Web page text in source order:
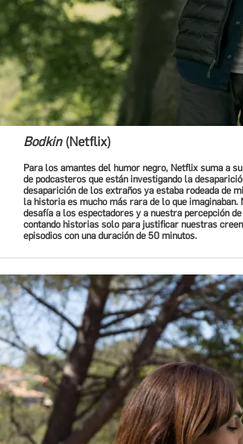
Bodkin(Netflix)
Para los amantes del humor negro, Netflix suma a
de podcasteros que están investigando la
desaparición de los extraños ya estaba rodeada de
la historia es mucho más rara de lo que
desafía a los espectadores y a nuestra percepción
contando historias solo para justificar nuestras
episodios con una duración de 50 minutos.